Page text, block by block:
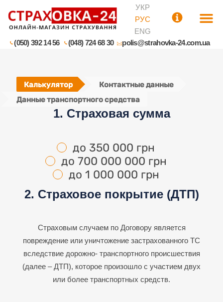
УКР
РУС
ENG
(050) 392 14 56 (048) 724 68 30 polis@strahovka-24.com.ua
Калькулятор
Контактные данные
Данные транспортного средства
1. Страховая сумма
до 350 000 грн
до 700 000 000 грн
до 1 000 000 грн
2. Страховое покрытие (ДТП)
Страховым случаем по Договору является
повреждение или уничтожение застрахованного ТС
вследствие дорожно- транспортного происшествия
(далее – ДТП), которое произошло с участием двух
или более транспортных средств.